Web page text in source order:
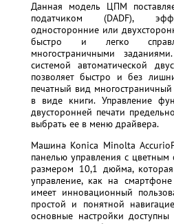
Данная модель ЦПМ
податчиком (DADF),
односторонние или
быстро и легко
многостраничными
системой автоматической
позволяет быстро и без
печатный вид
в виде книги. Управление
двусторонней печати
выбрать ее в меню драйвера.
Машина Konica Minolta
панелью управления с
размером 10,1 дюйма, которая
управление, как на
имеет инновационный
простой и понятной
основные настройки доступны